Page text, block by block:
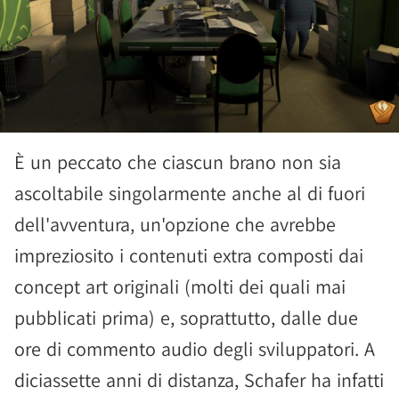
È un peccato che ciascun brano non sia
ascoltabile singolarmente anche al di fuori
dell'avventura, un'opzione che avrebbe
impreziosito i contenuti extra composti dai
concept art originali (molti dei quali mai
pubblicati prima) e, soprattutto, dalle due
ore di commento audio degli sviluppatori. A
diciassette anni di distanza, Schafer ha infatti